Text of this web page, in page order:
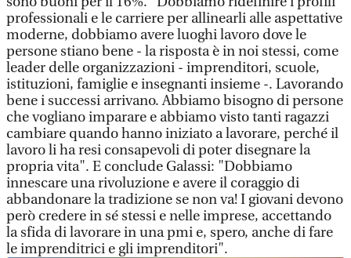
professionali e le carriere per allinearli alle aspettative
moderne, dobbiamo avere luoghi lavoro dove le
persone stiano bene - la risposta è in noi stessi, come
leader delle organizzazioni - imprenditori, scuole,
istituzioni, famiglie e insegnanti insieme -. Lavorando
bene i successi arrivano. Abbiamo bisogno di persone
che vogliano imparare e abbiamo visto tanti ragazzi
cambiare quando hanno iniziato a lavorare, perché il
lavoro li ha resi consapevoli di poter disegnare la
propria vita". E conclude Galassi: "Dobbiamo
innescare una rivoluzione e avere il coraggio di
abbandonare la tradizione se non va! I giovani devono
però credere in sé stessi e nelle imprese, accettando
la sfida di lavorare in una pmi e, spero, anche di fare
le imprenditrici e gli imprenditori".